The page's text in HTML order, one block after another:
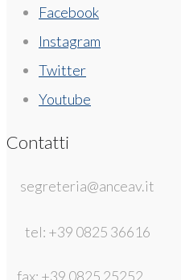
Facebook
Instagram
Twitter
Youtube
Contatti
segreteria@anceav.it
tel: +39 0825 36616
fax: +39 0825 25252